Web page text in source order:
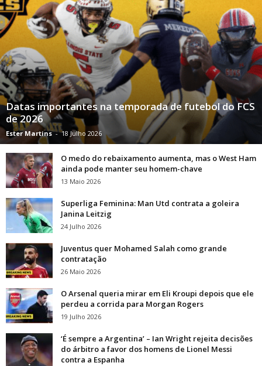
Datas importantes na temporada de futebol do FCS
de 2026
Ester Martins - 18 Julho 2026
O medo do rebaixamento aumenta, mas o West Ham
ainda pode manter seu homem-chave
13 Maio 2026
Superliga Feminina: Man Utd contrata a goleira
Janina Leitzig
24 Julho 2026
Juventus quer Mohamed Salah como grande
contratação
26 Maio 2026
O Arsenal queria mirar em Eli Kroupi depois que ele
perdeu a corrida para Morgan Rogers
19 Julho 2026
‘É sempre a Argentina’ – Ian Wright rejeita decisões
do árbitro a favor dos homens de Lionel Messi
contra a Espanha